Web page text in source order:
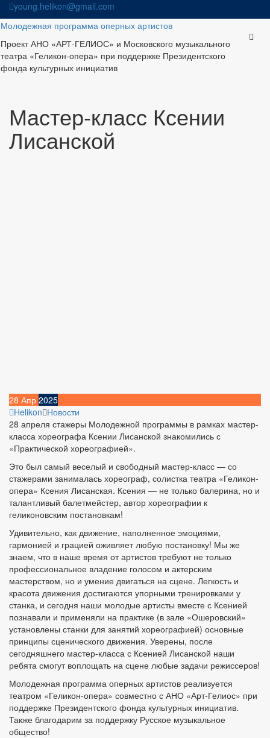
Skip
to
content
young.helikon@gmail.com
Молодежная программа оперных артистов
Проект АНО «АРТ-ГЕЛИОС» и Московского музыкального
театра «Геликон-опера» при поддержке Президентского
фонда культурных инициатив
Мастер-класс Ксении
Лисанской
28 Апр 2025
Helikon Новости
28 апреля стажеры Молодежной программы в рамках мастер-
класса хореографа Ксении Лисанской знакомились с
«Практической хореографией».
Это был самый веселый и свободный мастер-класс — со
стажерами занималась хореограф, солистка театра «Геликон-
опера» Ксения Лисанская. Ксения — не только балерина, но и
талантливый балетмейстер, автор хореографии к
геликоновским постановкам!
Удивительно, как движение, наполненное эмоциями,
гармонией и грацией оживляет любую постановку! Мы же
знаем, что в наше время от артистов требуют не только
профессиональное владение голосом и актерским
мастерством, но и умение двигаться на сцене. Легкость и
красота движения достигаются упорными тренировками у
станка, и сегодня наши молодые артисты вместе с Ксенией
познавали и применяли на практике (в зале «Ошеровский»
установлены станки для занятий хореографией) основные
принципы сценического движения. Уверены, после
сегодняшнего мастер-класса с Ксенией Лисанской наши
ребята смогут воплощать на сцене любые задачи режиссеров!
Молодежная программа оперных артистов реализуется
театром «Геликон-опера» совместно с АНО «Арт-Гелиос» при
поддержке Президентского фонда культурных инициатив.
Также благодарим за поддержку Русское музыкальное
общество!